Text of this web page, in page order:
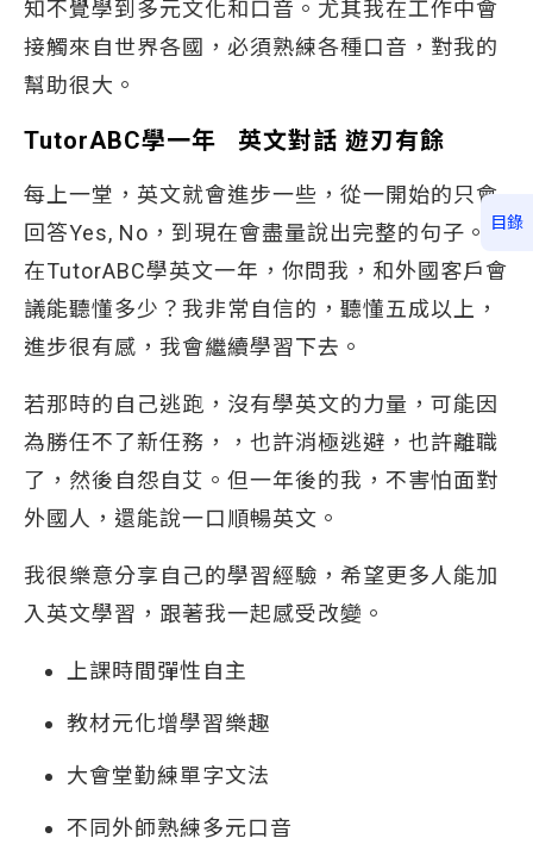
知不覺學到多元文化和口音。尤其我在工作中會
接觸來自世界各國，必須熟練各種口音，對我的
幫助很大。
TutorABC學一年 英文對話 遊刃有餘
每上一堂，英文就會進步一些，從一開始的只會
回答Yes, No，到現在會盡量說出完整的句子。
在TutorABC學英文一年，你問我，和外國客戶會
議能聽懂多少？我非常自信的，聽懂五成以上，
進步很有感，我會繼續學習下去。
若那時的自己逃跑，沒有學英文的力量，可能因
為勝任不了新任務，，也許消極逃避，也許離職
了，然後自怨自艾。但一年後的我，不害怕面對
外國人，還能說一口順暢英文。
我很樂意分享自己的學習經驗，希望更多人能加
入英文學習，跟著我一起感受改變。
上課時間彈性自主
教材元化增學習樂趣
大會堂勤練單字文法
不同外師熟練多元口音
目錄